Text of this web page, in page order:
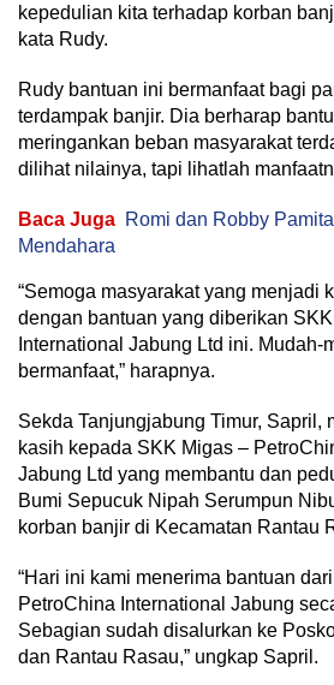
kepedulian kita terhadap korban
kata Rudy.
Rudy bantuan ini bermanfaat bagi
terdampak banjir. Dia berharap
meringankan beban masyarakat
dilihat nilainya, tapi lihatlah
Baca Juga Romi dan Robby
Mendahara
“Semoga masyarakat yang menjadi
dengan bantuan yang diberikan
International Jabung Ltd ini. Mudah-
bermanfaat,” harapnya.
Sekda Tanjungjabung Timur, Sapril,
kasih kepada SKK Migas –
Jabung Ltd yang membantu dan
Bumi Sepucuk Nipah Serumpun
korban banjir di Kecamatan Rantau
“Hari ini kami menerima bantuan
PetroChina International Jabung
Sebagian sudah disalurkan ke
dan Rantau Rasau,” ungkap Sapril.